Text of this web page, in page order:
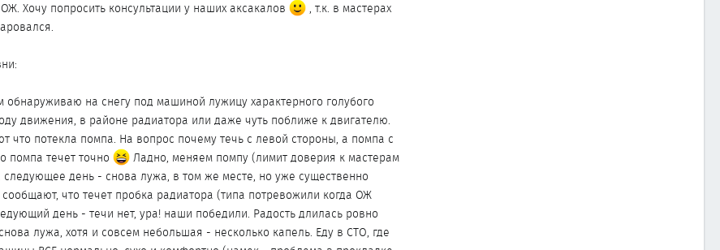
Хочу попросить консультации у наших аксакалов
, т.к. в мастерах
на снегу под машиной лужицу характерного голубого
движения, в районе радиатора или даже чуть поближе к двигателю.
что потекла помпа. На вопрос почему течь с левой стороны, а помпа с
помпа течет точно
Ладно, меняем помпу (лимит доверия к мастерам
день - снова лужа, в том же месте, но уже существенно
что течет пробка радиатора (типа потревожили когда ОЖ
день - течи нет, ура! наши победили. Радость длилась ровно
лужа, хотя и совсем небольшая - несколько капель. Еду в СТО, где